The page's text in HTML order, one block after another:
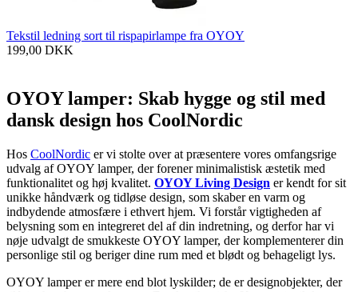
Tekstil ledning sort til rispapirlampe fra OYOY
199,00 DKK
OYOY lamper: Skab hygge og stil med
dansk design hos CoolNordic
Hos CoolNordic er vi stolte over at præsentere vores omfangsrige
udvalg af OYOY lamper, der forener minimalistisk æstetik med
funktionalitet og høj kvalitet. OYOY Living Design er kendt for sit
unikke håndværk og tidløse design, som skaber en varm og
indbydende atmosfære i ethvert hjem. Vi forstår vigtigheden af
belysning som en integreret del af din indretning, og derfor har vi
nøje udvalgt de smukkeste OYOY lamper, der komplementerer din
personlige stil og beriger dine rum med et blødt og behageligt lys.
OYOY lamper er mere end blot lyskilder; de er designobjekter, der